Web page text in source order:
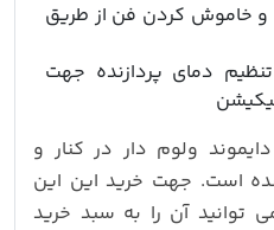
خاموش کردن فن از طریق
دمای پردازنده جهت
ولوم دار در کنار و
است. جهت خرید این این
توانید آن را به سبد خرید